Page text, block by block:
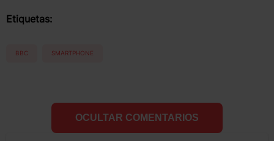
Etiquetas:
BBC SMARTPHONE
OCULTAR COMENTARIOS